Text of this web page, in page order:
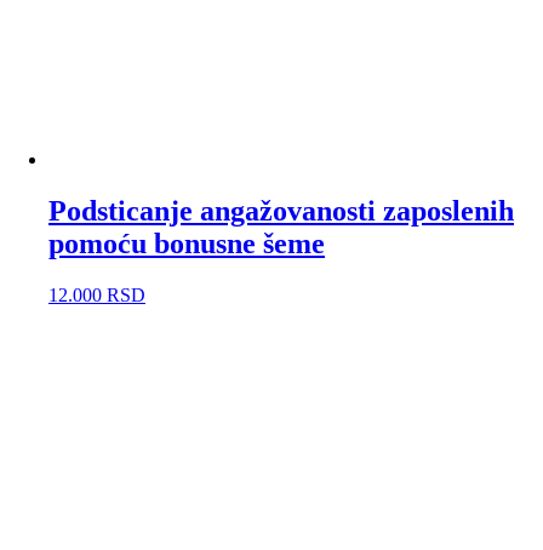
Podsticanje angažovanosti zaposlenih
pomoću bonusne šeme
12.000 RSD